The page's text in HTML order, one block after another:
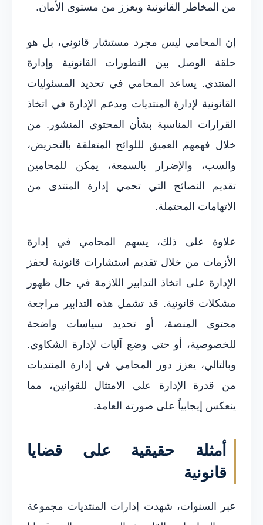
من المخاطر القانونية ويعزز من مستوى الأمان.
إن المحامي ليس مجرد مستشار قانوني، بل هو
حلقة الوصل بين التطورات القانونية وإدارة
المنتدى. يساعد المحامي في تحديد المسئوليات
القانونية لإدارة المنتديات ويدعم الإدارة في اتخاذ
القرارات المناسبة بشأن المحتوى المنشور. من
خلال فهمهم العميق لللوائح المتعلقة بالتحريض،
والسب، والإضرار بالسمعة، يمكن للمحامين
تقديم النصائح التي تحمي إدارة المنتدى من
الاتهامات المحتملة.
علاوة على ذلك، يسهم المحامي في إدارة
الأزمات من خلال تقديم استشارات قانونية لحفز
الإدارة على اتخاذ التدابير اللازمة في حال ظهور
مشكلات قانونية. قد تشمل هذه التدابير مراجعة
محتوى المنصة، أو تحديد سياسات واضحة
للخصوصية، أو حتى وضع آليات لإدارة الشكاوى.
وبالتالي، يعزز دور المحامي في إدارة المنتديات
من قدرة الإدارة على الامتثال للقوانين، مما
ينعكس إيجابياً على صورته العامة.
أمثلة حقيقية على قضايا
قانونية
عبر السنوات، شهدت إدارات المنتديات مجموعة